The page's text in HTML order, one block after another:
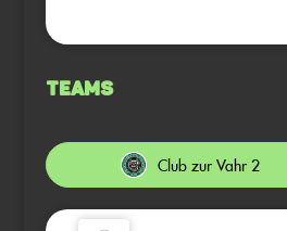
Teams
Club zur Vahr 2